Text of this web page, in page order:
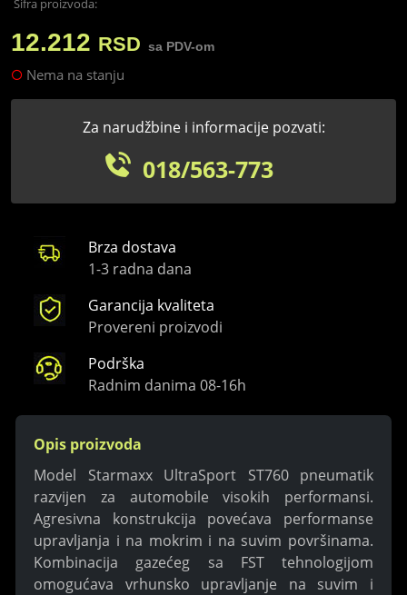
Šifra proizvoda:
12.212 RSD sa PDV-om
Nema na stanju
Za narudžbine i informacije pozvati:
018/563-773
Brza dostava
1-3 radna dana
Garancija kvaliteta
Provereni proizvodi
Podrška
Radnim danima 08-16h
Opis proizvoda
Model Starmaxx UltraSport ST760 pneumatik
razvijen za automobile visokih performansi.
Agresivna konstrukcija povećava performanse
upravljanja i na mokrim i na suvim površinama.
Kombinacija gazećeg sa FST tehnologijom
omogućava vrhunsko upravljanje na suvim i